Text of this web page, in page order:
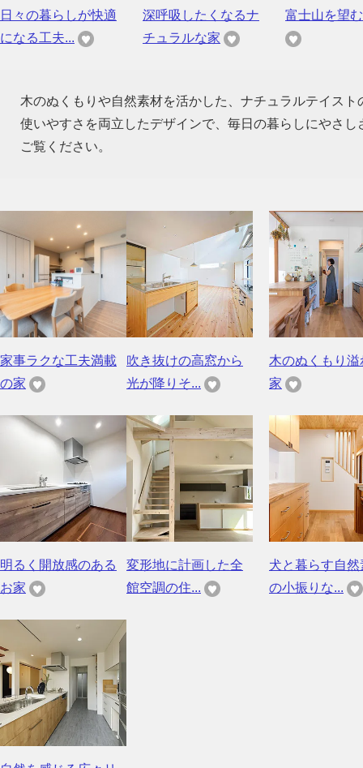
日々の暮らしが快適
になる工夫...
深呼吸したくなるナ
チュラルな家
富士山を望
木のぬくもりや自然素材を活かした、ナチュラルテイス
使いやすさを両立したデザインで、毎日の暮らしにやさ
ご覧ください。
家事ラクな工夫満載
の家
吹き抜けの高窓から
光が降りそ...
木のぬくもり溢
家
明るく開放感のある
お家
変形地に計画した全
館空調の住...
犬と暮らす自然
の小振りな...